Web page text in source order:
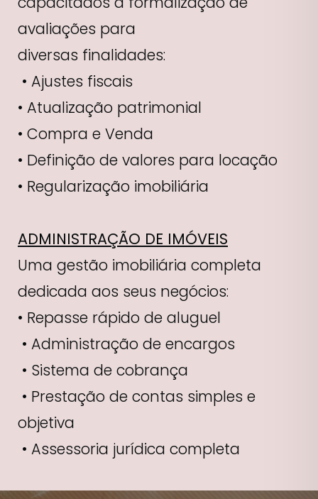
avaliações para
diversas finalidades:
• Ajustes fiscais
• Atualização patrimonial
• Compra e Venda
• Definição de valores para locação
• Regularização imobiliária
ADMINISTRAÇÃO DE IMÓVEIS
Uma gestão imobiliária completa
dedicada aos seus negócios:
• Repasse rápido de aluguel
• Administração de encargos
• Sistema de cobrança
• Prestação de contas simples e
objetiva
• Assessoria jurídica completa